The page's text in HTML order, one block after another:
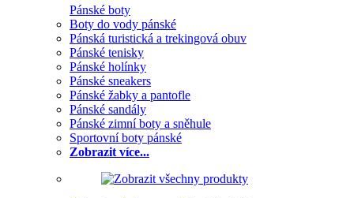
Pánské boty
Boty do vody pánské
Pánská turistická a trekingová obuv
Pánské tenisky
Pánské holínky
Pánské sneakers
Pánské žabky a pantofle
Pánské sandály
Pánské zimní boty a sněhule
Sportovní boty pánské
Zobrazit více...